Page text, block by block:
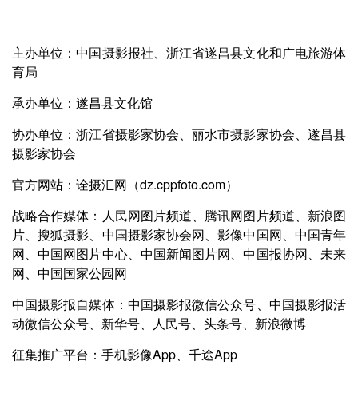
主办单位：中国摄影报社、浙江省遂昌县文化和广电旅游体
育局
承办单位：遂昌县文化馆
协办单位：浙江省摄影家协会、丽水市摄影家协会、遂昌县
摄影家协会
官方网站：诠摄汇网（dz.cppfoto.com）
战略合作媒体：人民网图片频道、腾讯网图片频道、新浪图
片、搜狐摄影、中国摄影家协会网、影像中国网、中国青年
网、中国网图片中心、中国新闻图片网、中国报协网、未来
网、中国国家公园网
中国摄影报自媒体：中国摄影报微信公众号、中国摄影报活
动微信公众号、新华号、人民号、头条号、新浪微博
征集推广平台：手机影像App、千途App